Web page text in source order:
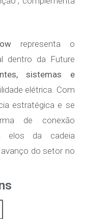
representa o
dentro da Future
sistemas e
elétrica. Com
estratégica e se
de conexão
elos da cadeia
do setor no